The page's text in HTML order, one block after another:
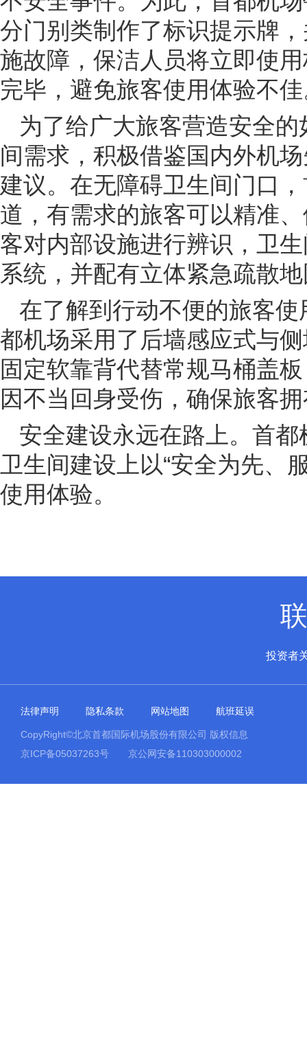
分门别类制作了标识提示牌
施故障，保洁人员将立即使
完毕，避免旅客使用体验不
为了给广大旅客营造安全
间需求，积极借鉴国内外机
建议。在无障碍卫生间门口
道，有需求的旅客可以精准
客对内部设施进行辨识，卫
系统，并配有立体紧急疏散
在了解到行动不便的旅客
都机场采用了后墙感应式与
固定软靠背代替常规马桶盖
因不当回身受伤，确保旅客
安全建设永远在路上。首
卫生间建设上以“安全为先、
使用体验。
投资者
法律声明 隐私条款 网站地图 航班延误
CopyRight©北京首都国际机场股份有限公司 版权信息
京ICP备05037263号
京公网安备110303000002